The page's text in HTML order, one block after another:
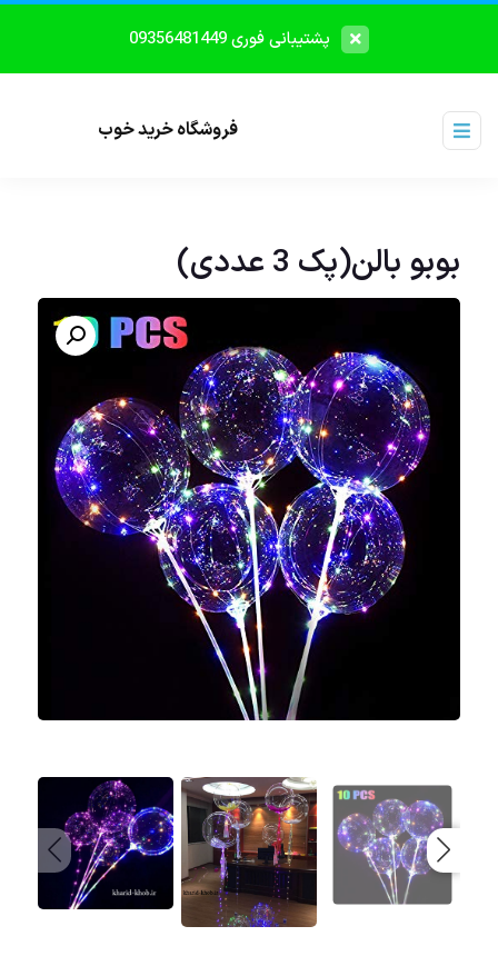
پشتیبانی فوری 09356481449
فروشگاه خرید خوب
بوبو بالن(پک 3 عددی)